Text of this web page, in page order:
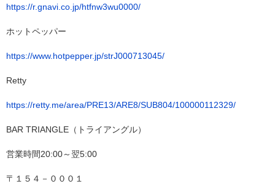
https://r.gnavi.co.jp/htfnw3wu0000/
ホットペッパー
https://www.hotpepper.jp/strJ000713045/
Retty
https://retty.me/area/PRE13/ARE8/SUB804/100000112329/
BAR TRIANGLE（トライアングル）
営業時間20:00～翌5:00
〒１５４－０００１